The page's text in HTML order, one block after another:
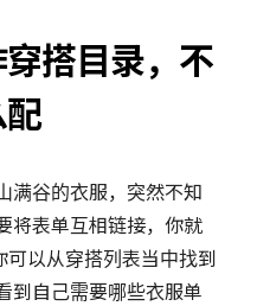
搭目录，不
满谷的衣服，突然不知
将表单互相链接，你就
可以从穿搭列表当中找到
到自己需要哪些衣服单